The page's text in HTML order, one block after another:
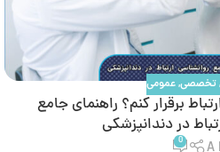
,تخصصی,عمومی
برقرار کنم؟ راهنمای جامع
در دندانپزشکی
0